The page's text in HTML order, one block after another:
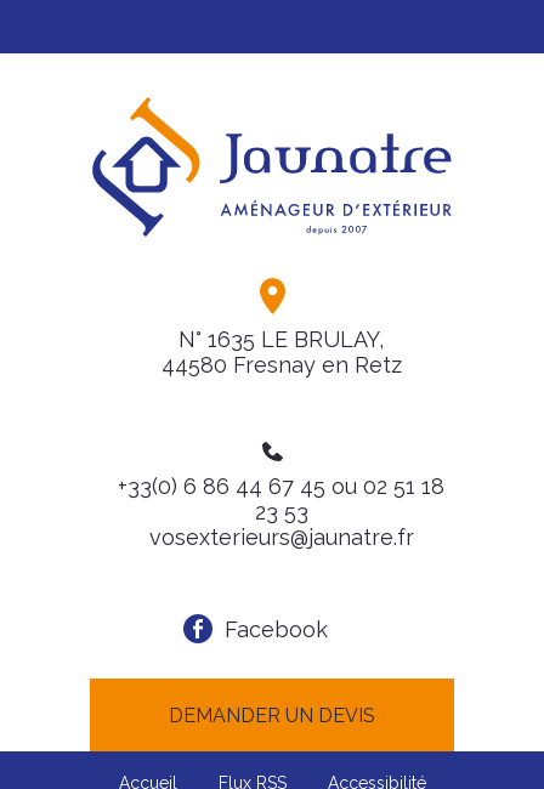
N° 1635 LE BRULAY,
44580 Fresnay en Retz
+33(0) 6 86 44 67 45 ou 02 51 18
23 53
vosexterieurs@jaunatre.fr
Facebook
Accueil Flux RSS Accessibilité
DEMANDER UN DEVIS